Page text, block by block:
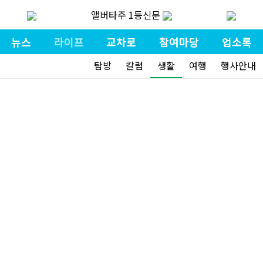
앨버타주 1등신문
뉴스 라이프 교차로 참여마당 업소록
탐방 칼럼 생활 여행 행사안내